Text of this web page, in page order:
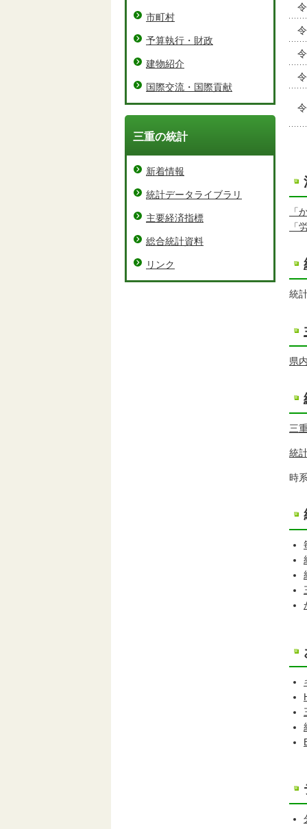
「
「
統
県
三
統
時
市町村
予算執行・財政
建物紹介
国際交流・国際貢献
三重の統計
新着情報
統計データライブラリ
主要経済指標
総合統計資料
リンク